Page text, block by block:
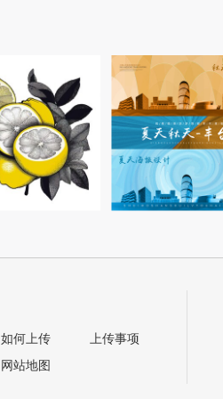
如何上传
网站地图
上传事项